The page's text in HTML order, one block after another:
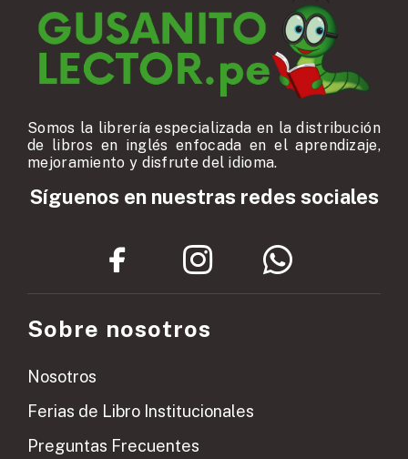
Somos la librería especializada en la distribución
de libros en inglés enfocada en el aprendizaje,
mejoramiento y disfrute del idioma.
Síguenos en nuestras redes sociales
Sobre nosotros
Nosotros
Ferias de Libro Institucionales
Preguntas Frecuentes